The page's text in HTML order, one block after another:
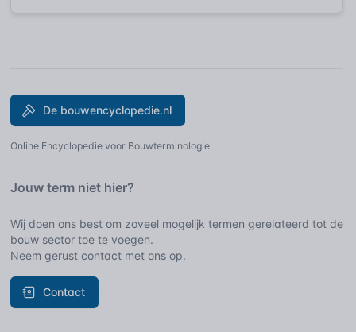
De bouwencyclopedie.nl
Online Encyclopedie voor Bouwterminologie
Jouw term niet hier?
Wij doen ons best om zoveel mogelijk termen gerelateerd tot de
bouw sector toe te voegen.
Neem gerust contact met ons op.
Contact